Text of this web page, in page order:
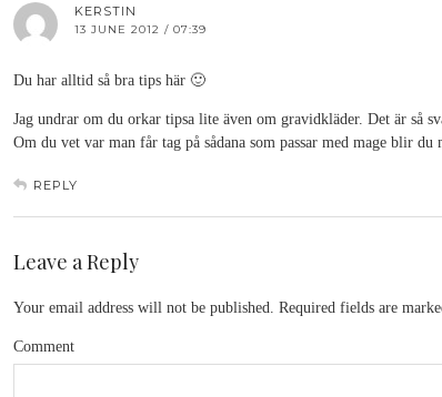
KERSTIN
13 JUNE 2012 / 07:39
Du har alltid så bra tips här 🙂
Jag undrar om du orkar tipsa lite även om gravidkläder. Det är så
Om du vet var man får tag på sådana som passar med mage blir
REPLY
Leave a Reply
Your email address will not be published. Required fields are
Comment